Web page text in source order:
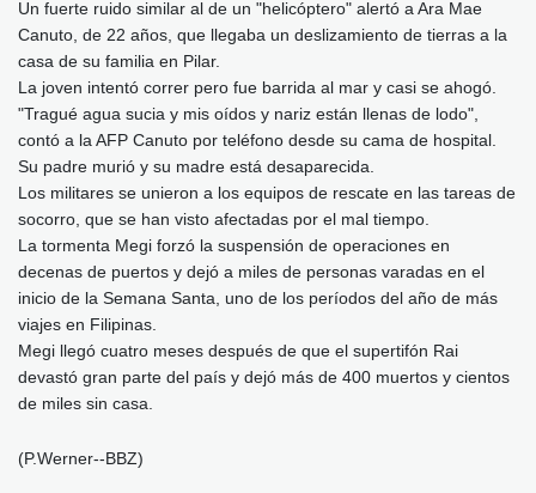
Un fuerte ruido similar al de un "helicóptero" alertó a Ara Mae
Canuto, de 22 años, que llegaba un deslizamiento de tierras a la
casa de su familia en Pilar.
La joven intentó correr pero fue barrida al mar y casi se ahogó.
"Tragué agua sucia y mis oídos y nariz están llenas de lodo",
contó a la AFP Canuto por teléfono desde su cama de hospital.
Su padre murió y su madre está desaparecida.
Los militares se unieron a los equipos de rescate en las tareas de
socorro, que se han visto afectadas por el mal tiempo.
La tormenta Megi forzó la suspensión de operaciones en
decenas de puertos y dejó a miles de personas varadas en el
inicio de la Semana Santa, uno de los períodos del año de más
viajes en Filipinas.
Megi llegó cuatro meses después de que el supertifón Rai
devastó gran parte del país y dejó más de 400 muertos y cientos
de miles sin casa.
(P.Werner--BBZ)